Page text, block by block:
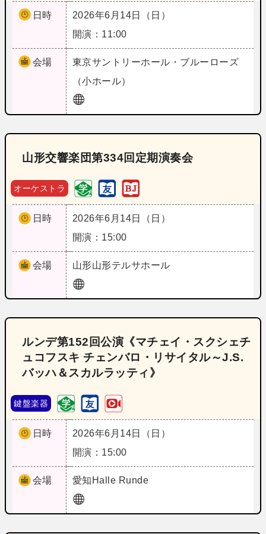
日時
2026年6月14日（日）
開演：11:00
会場 東京サントリーホール・ブルーローズ
（小ホール）
山形交響楽団第334回定期演奏会
オーケストラ
日時
2026年6月14日（日）
開演：15:00
会場 山形山形テルサホール
ルンデ第152回公演《マチェイ・スクシェチ
ュコフスキ チェンバロ・リサイタル～J.S.
バッハ＆スカルラッティ》
鍵盤楽器
日時
2026年6月14日（日）
開演：15:00
会場 愛知 Halle Runde